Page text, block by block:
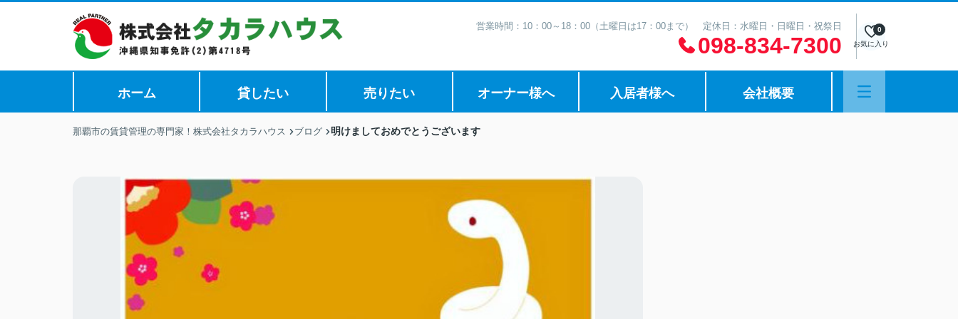
営業時間：10：00～18：00（土曜日は17：00まで） 定休日：水曜日・日曜日・祝祭日
098-834-7300 お気に入り
0
ホーム 貸したい 売りたい オーナー様へ 入居者様へ 会社概要
那覇市の賃貸管理の専門家！株式会社タカラハウス ブログ 明けましておめでとうございます